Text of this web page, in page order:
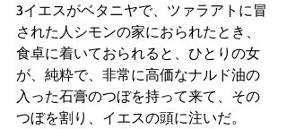
3イエスがベタニヤで、ツァラアトに冒
された人シモンの家におられたとき、
食卓に着いておられると、ひとりの女
が、純粋で、非常に高価なナルド油の
入った石膏のつぼを持って来て、その
つぼを割り、イエスの頭に注いだ。